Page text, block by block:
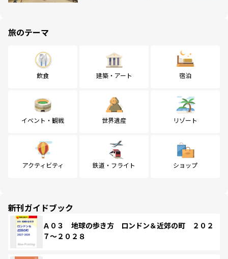
旅のテーマ
飲食 建築・アート 宿泊
イベント・観戦 世界遺産 リゾート
アクティビティ 鉄道・フライト ショップ
新刊ガイドブック
Ａ０３ 地球の歩き方 ロンドン＆近郊の町 ２０２
７～２０２８